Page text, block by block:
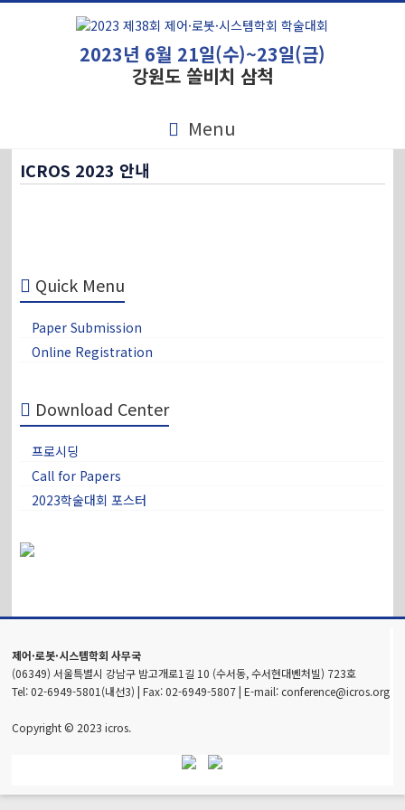
2023년 6월 21일(수)~23일(금)
강원도 쏠비치 삼척
Menu
ICROS 2023 안내
Quick Menu
Paper Submission
Online Registration
Download Center
프로시딩
Call for Papers
2023학술대회 포스터
제어·로봇·시스템학회 사무국
(06349) 서울특별시 강남구 밤고개로1길 10 (수서동, 수서현대벤처빌) 723호
Tel: 02-6949-5801(내선3) | Fax: 02-6949-5807 | E-mail: conference@icros.org
Copyright © 2023 icros.